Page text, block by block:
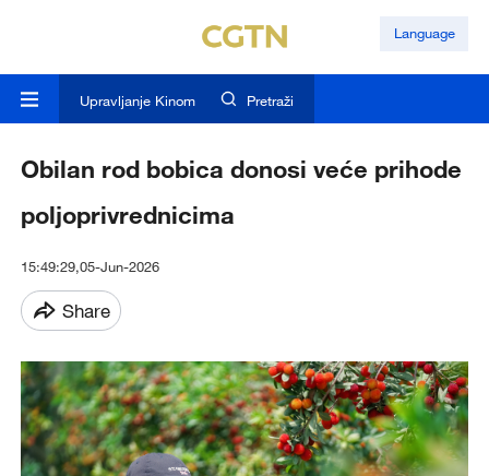
Language
Upravljanje Kinom Pretraži
Obilan rod bobica donosi veće prihode
poljoprivrednicima
15:49:29,05-Jun-2026
Share